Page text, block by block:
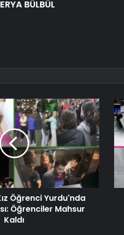
BÜLBÜL
Öğrenci Yurdu'nda
Öğrenciler Mahsur
Kaldı